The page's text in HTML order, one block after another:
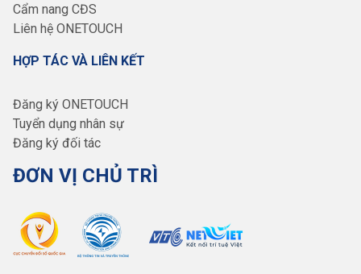
Cẩm nang CĐS
Liên hệ ONETOUCH
HỢP TÁC VÀ LIÊN KẾT
Đăng ký ONETOUCH
Tuyển dụng nhân sự
Đăng ký đối tác
ĐƠN VỊ CHỦ TRÌ